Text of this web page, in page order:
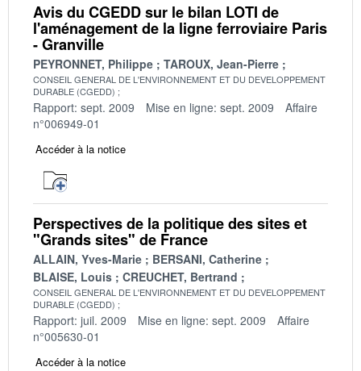
Avis du CGEDD sur le bilan LOTI de
l'aménagement de la ligne ferroviaire Paris
- Granville
PEYRONNET, Philippe TAROUX, Jean-Pierre
CONSEIL GENERAL DE L'ENVIRONNEMENT ET DU DEVELOPPEMENT
DURABLE (CGEDD)
Rapport: sept. 2009 Mise en ligne: sept. 2009
Affaire
n°006949-01
Accéder à la notice
Perspectives de la politique des sites et
"Grands sites" de France
ALLAIN, Yves-Marie
BERSANI, Catherine
BLAISE, Louis
CREUCHET, Bertrand
CONSEIL GENERAL DE L'ENVIRONNEMENT ET DU DEVELOPPEMENT
DURABLE (CGEDD)
Rapport: juil. 2009 Mise en ligne: sept. 2009
Affaire
n°005630-01
Accéder à la notice